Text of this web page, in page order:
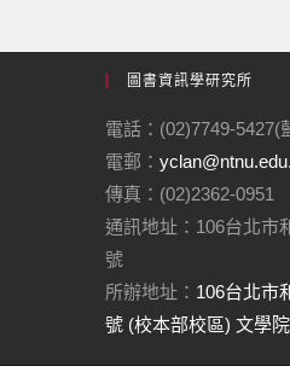
圖書資訊學研究所
電話：(02)7749-5427(
電郵：
傳真：(02)2362-0951
通訊地址：106台北市
號
所辦地址： 106台北市
號 (校本部校區) 文學